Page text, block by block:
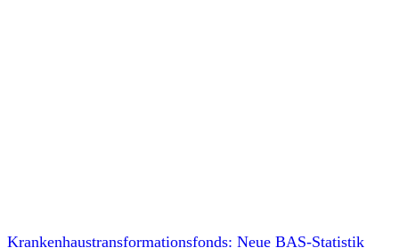
Krankenhaustransformationsfonds: Neue BAS-Statistik